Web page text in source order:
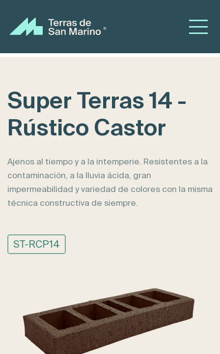
Super Terras 14 -
Rústico Castor
Ajenos al tiempo y a la intemperie. Resistentes a la
contaminación, a la lluvia ácida, gran
impermeabilidad y variedad de colores con la misma
técnica constructiva de siempre.
ST-RCP14